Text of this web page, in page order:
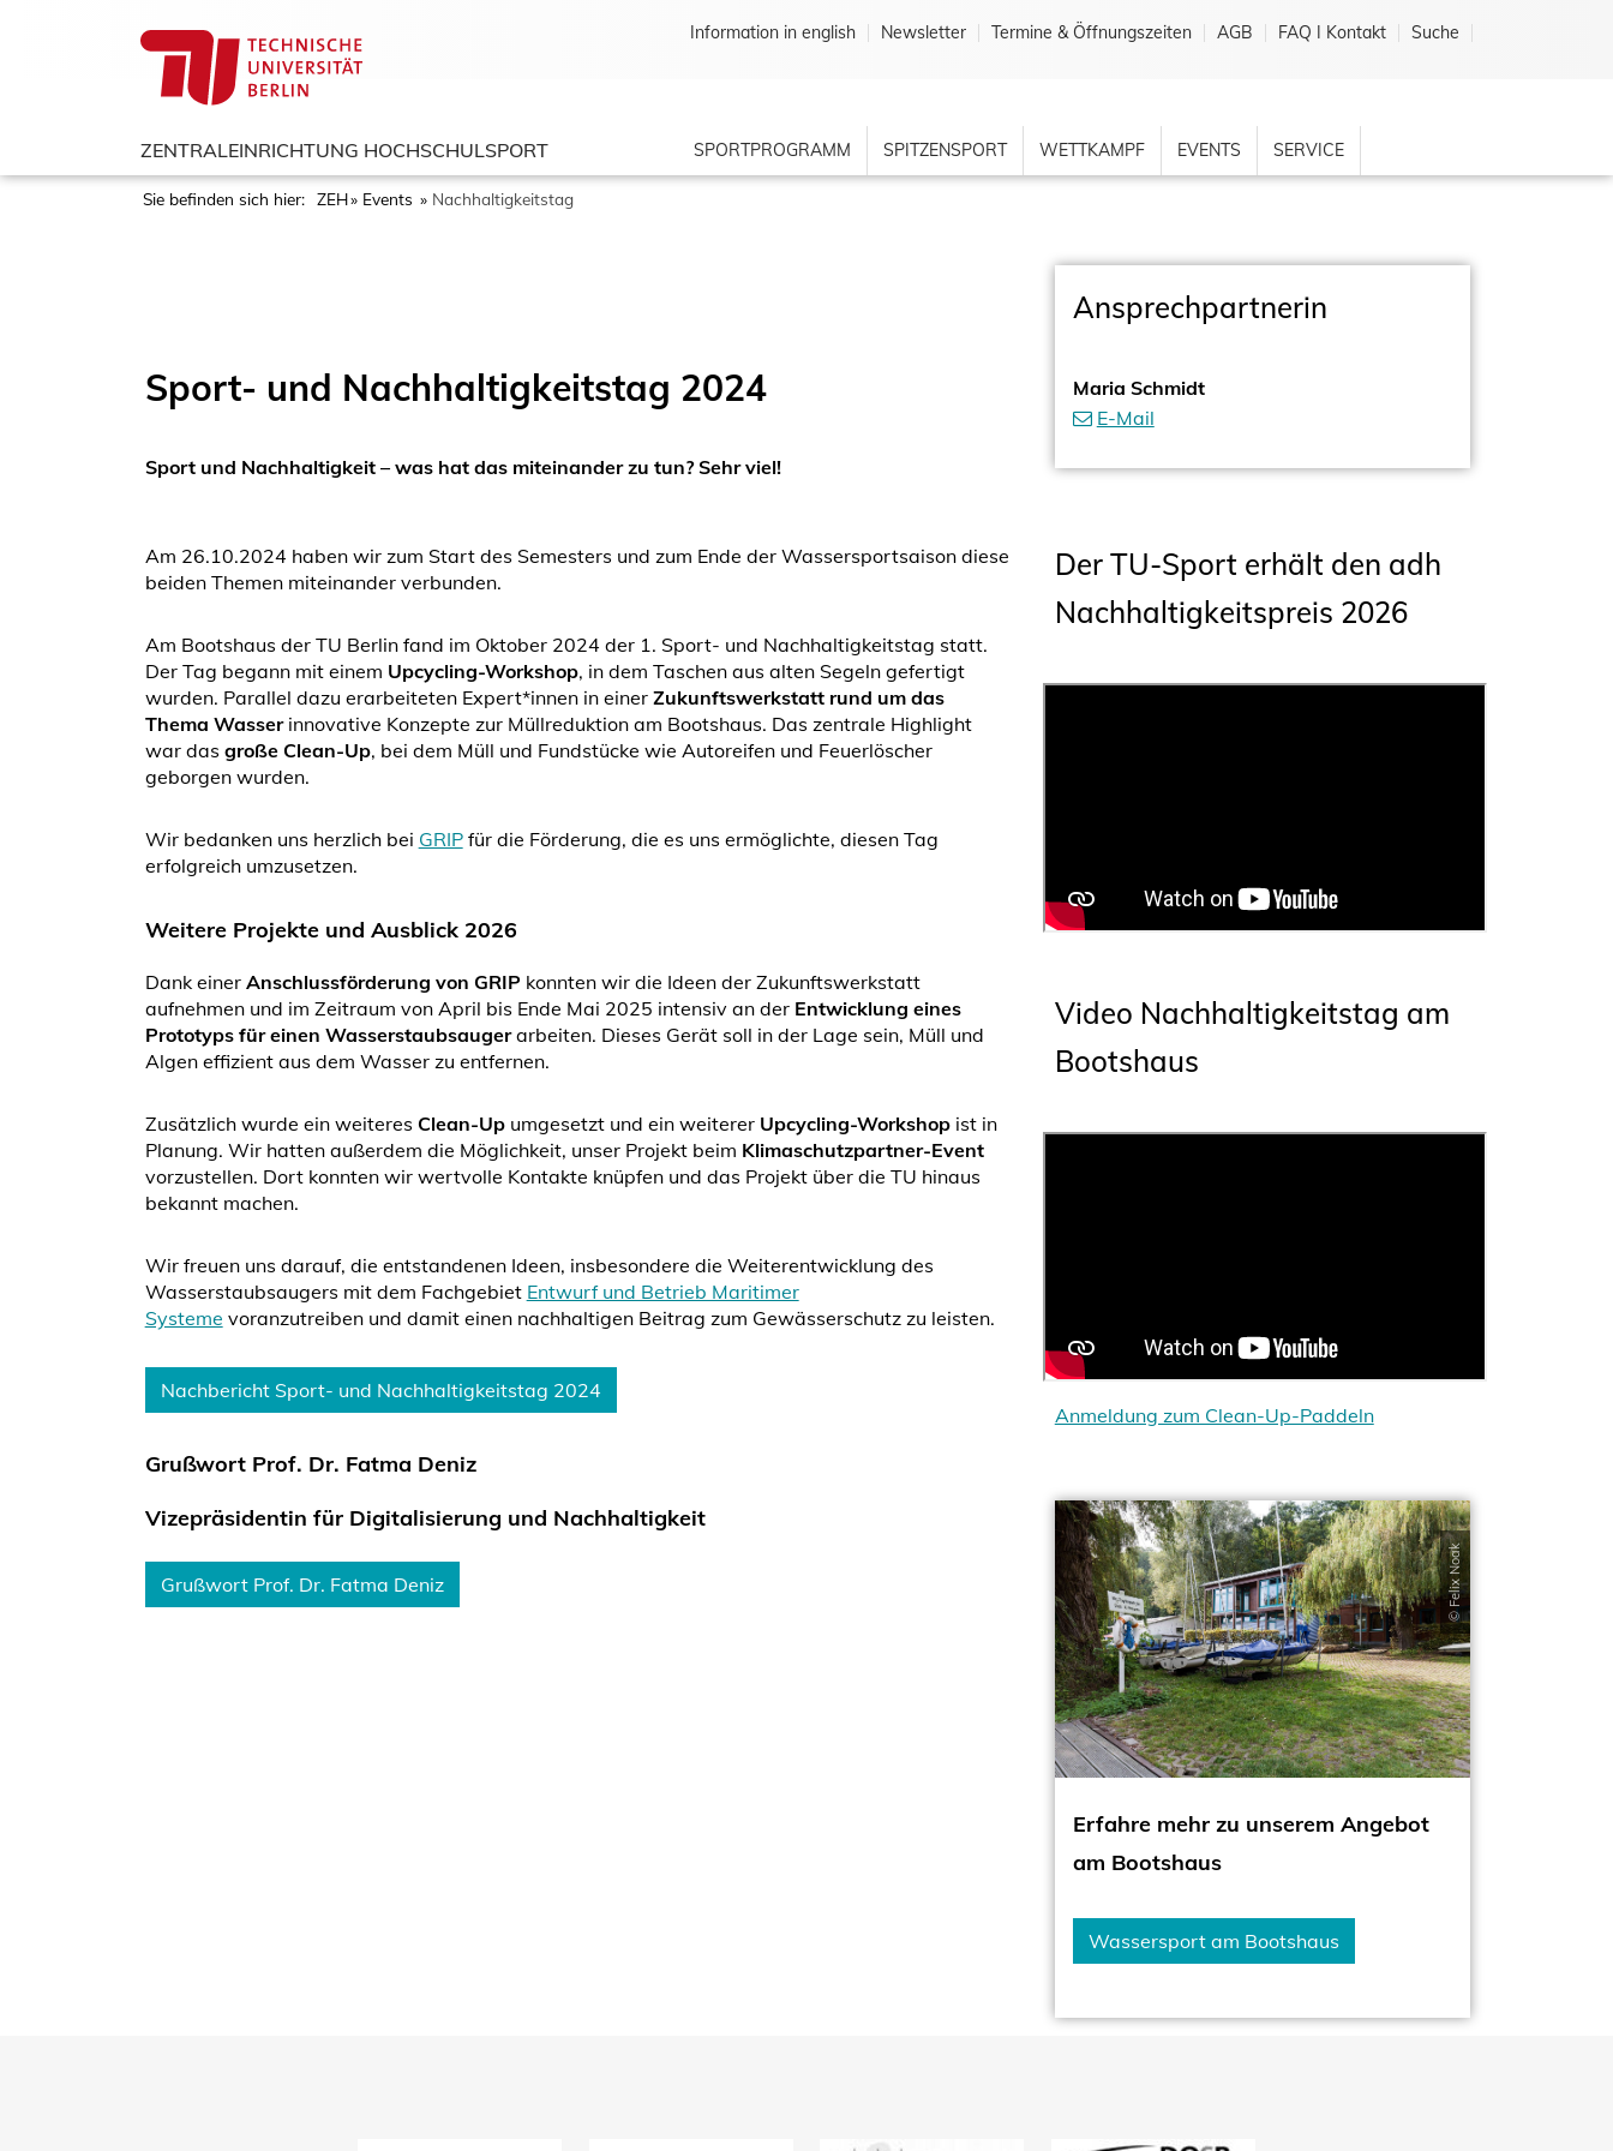
ZENTRALEINRICHTUNG HOCHSCHULSPORT
Information in english Newsletter Termine & Öffnungszeiten AGB FAQ I Kontakt Suche
SPORTPROGRAMM SPITZENSPORT WETTKAMPF EVENTS SERVICE
Sie befinden sich hier: ZEH Events Nachhaltigkeitstag
Sport- und Nachhaltigkeitstag 2024
Sport und Nachhaltigkeit – was hat das miteinander zu tun? Sehr viel!
Am 26.10.2024 haben wir zum Start des Semesters und zum Ende der Wassersportsaison diese
beiden Themen miteinander verbunden.
Am Bootshaus der TU Berlin fand im Oktober 2024 der 1. Sport- und Nachhaltigkeitstag statt.
Der Tag begann mit einem Upcycling-Workshop, in dem Taschen aus alten Segeln gefertigt
wurden. Parallel dazu erarbeiteten Expert*innen in einer Zukunftswerkstatt rund um das
Thema Wasserinnovative Konzepte zur Müllreduktion am Bootshaus. Das zentrale Highlight
war das große Clean-Up, bei dem Müll und Fundstücke wie Autoreifen und Feuerlöscher
geborgen wurden.
Wir bedanken uns herzlich bei GRIPfür die Förderung, die es uns ermöglichte, diesen Tag
erfolgreich umzusetzen.
Weitere Projekte und Ausblick 2026
Dank einer Anschlussförderung von GRIP konnten wir die Ideen der Zukunftswerkstatt
aufnehmen und im Zeitraum von April bis Ende Mai 2025 intensiv an der Entwicklung eines
Prototyps für einen Wasserstaubsaugerarbeiten. Dieses Gerät soll in der Lage sein, Müll und
Algen effizient aus dem Wasser zu entfernen.
Zusätzlich wurde ein weiteres Clean-Up umgesetzt und ein weiterer Upcycling-Workshopist in
Planung. Wir hatten außerdem die Möglichkeit, unser Projekt beim Klimaschutzpartner-Event
vorzustellen. Dort konnten wir wertvolle Kontakte knüpfen und das Projekt über die TU hinaus
bekannt machen.
Wir freuen uns darauf, die entstandenen Ideen, insbesondere die Weiterentwicklung des
Wasserstaubsaugers mit dem Fachgebiet Entwurf und Betrieb Maritimer
Systeme voranzutreiben und damit einen nachhaltigen Beitrag zum Gewässerschutz zu leisten.
Nachbericht Sport- und Nachhaltigkeitstag 2024
Grußwort Prof. Dr. Fatma Deniz
Vizepräsidentin für Digitalisierung und Nachhaltigkeit
Grußwort Prof. Dr. Fatma Deniz
Ansprechpartnerin
Maria Schmidt
E-Mail
Der TU-Sport erhält den adh
Nachhaltigkeitspreis 2026
Video Nachhaltigkeitstag am
Bootshaus
Anmeldung zum Clean-Up-Paddeln
© Felix Noak
Erfahre mehr zu unserem Angebot
am Bootshaus
Wassersport am Bootshaus